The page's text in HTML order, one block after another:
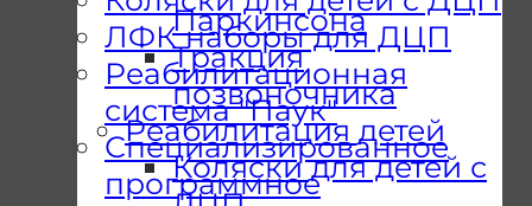
Паркинсона
Тракция
позвоночника
Реабилитация детей
Коляски для детей с
ЛФК наборы для ДЦП
Реабилитационная
система "Паук"
Специализированное
программное